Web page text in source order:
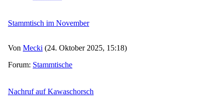
Stammtisch im November
Von Mecki (24. Oktober 2025, 15:18)
Forum: Stammtische
Nachruf auf Kawaschorsch